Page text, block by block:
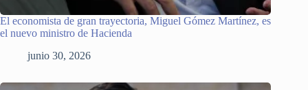
El economista de gran trayectoria, Miguel Gómez Martínez, es
el nuevo ministro de Hacienda
junio 30, 2026